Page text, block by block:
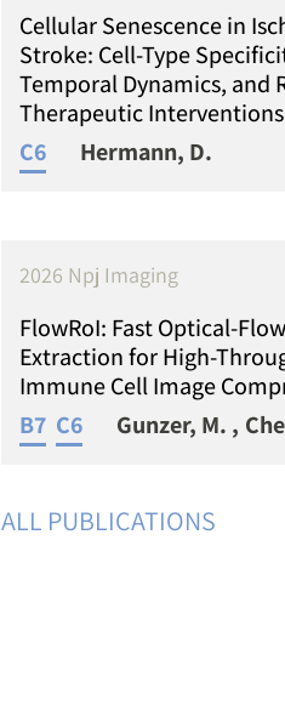
Cellular Senescence in
Stroke: Cell-Type
Temporal Dynamics, and
Therapeutic Interventions
C6
Hermann, D.
2026 Npj Imaging
FlowRoI: Fast Optical-
Extraction for High-
Immune Cell Image
B7 C6 Gunzer, M.
ALL PUBLICATIONS